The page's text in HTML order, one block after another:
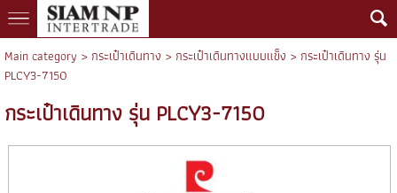
Main category >กระเป๋าเดินทาง >กระเป๋าเดินทางแบบแข็ง > กระเป๋าเดินทาง รุ่น
PLCY3-7150
กระเป๋าเดินทาง รุ่น PLCY3-7150